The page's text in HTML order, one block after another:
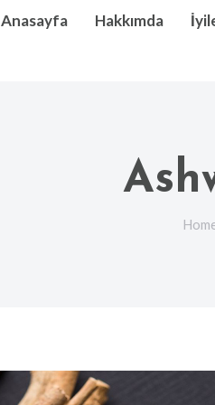
Anasayfa Hakkımda
You